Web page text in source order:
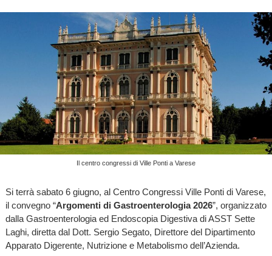
Il centro congressi di Ville Ponti a Varese
Si terrà sabato 6 giugno, al Centro Congressi Ville Ponti di Varese,
il convegno “Argomenti di Gastroenterologia 2026”, organizzato
dalla Gastroenterologia ed Endoscopia Digestiva di ASST Sette
Laghi, diretta dal Dott. Sergio Segato, Direttore del Dipartimento
Apparato Digerente, Nutrizione e Metabolismo dell’Azienda.